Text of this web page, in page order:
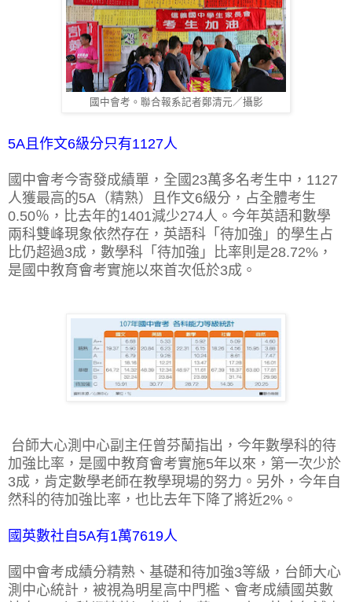
國中會考。聯合報系記者鄭清元／攝影
5A且作文6級分只有1127人
國中會考今寄發成績單，全國23萬多名考生中，1127
人獲最高的5A（精熟）且作文6級分，占全體考生
0.50％，比去年的1401減少274人。今年英語和數學
兩科雙峰現象依然存在，英語科「待加強」的學生占
比仍超過3成，數學科「待加強」比率則是28.72%，
是 國中教育會考實施以來首次低於3成。
台師大心測中心副主任曾芬蘭指出，今年數學科的待
加強比率，是 國中教育會考實施5年以來，第一次少於
3成，肯定數學老師在教學現場的努力。另外，今年自
然科的待加強比率，也比去年下降了將近2%。
國英數社自5A有1萬7619人
國中會考成績分精熟、基礎和待加強3等級，台師大心
測中心統計，被視為明星高中門檻、會考成績國英數